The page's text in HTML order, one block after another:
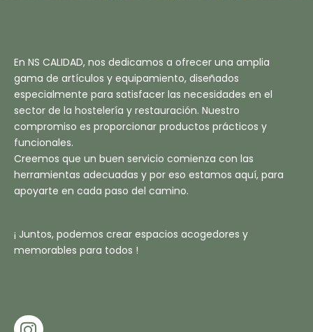
En NS CALIDAD, nos dedicamos a ofrecer una amplia
gama de artículos y equipamiento, diseñados
especialmente para satisfacer las necesidades en el
sector de la hostelería y restauración. Nuestro
compromiso es proporcionar productos prácticos y
funcionales.
Creemos que un buen servicio comienza con las
herramientas adecuadas y por eso estamos aquí, para
apoyarte en cada paso del camino.
¡ Juntos, podemos crear espacios acogedores y
memorables para todos !
I